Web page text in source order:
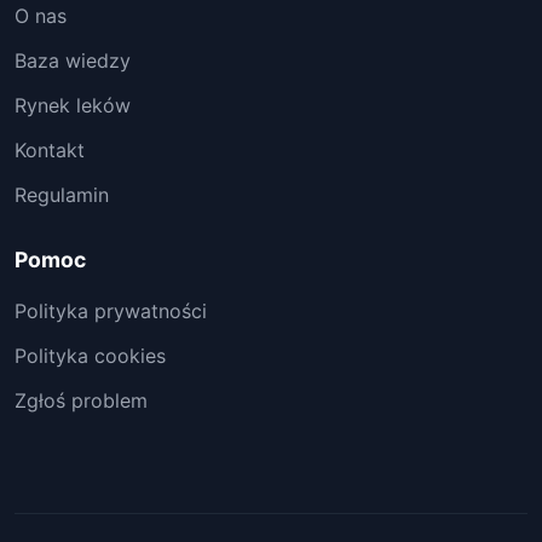
O nas
Baza wiedzy
Rynek leków
Kontakt
Regulamin
Pomoc
Polityka prywatności
Polityka cookies
Zgłoś problem